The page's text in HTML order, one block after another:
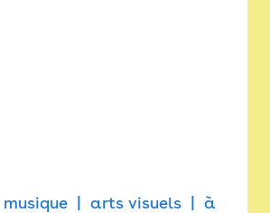
musique arts visuels
à